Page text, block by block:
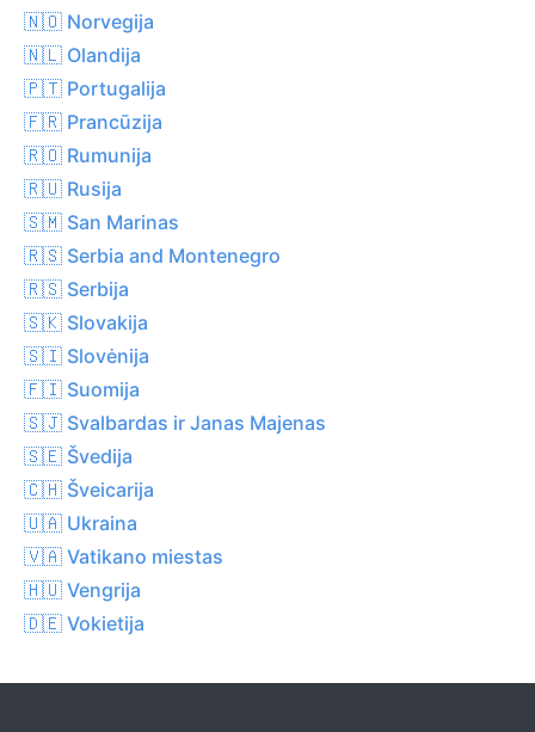
🇳🇴 Norvegija
🇳🇱 Olandija
🇵🇹 Portugalija
🇫🇷 Prancūzija
🇷🇴 Rumunija
🇷🇺 Rusija
🇸🇲 San Marinas
🇷🇸 Serbia and Montenegro
🇷🇸 Serbija
🇸🇰 Slovakija
🇸🇮 Slovėnija
🇫🇮 Suomija
🇸🇯 Svalbardas ir Janas Majenas
🇸🇪 Švedija
🇨🇭 Šveicarija
🇺🇦 Ukraina
🇻🇦 Vatikano miestas
🇭🇺 Vengrija
🇩🇪 Vokietija